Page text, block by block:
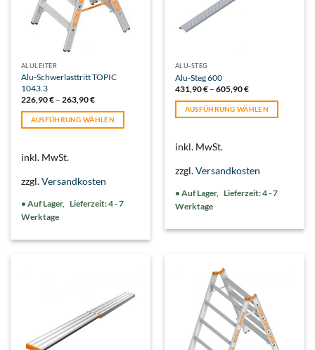
ALULEITER
Alu-Schwerlasttritt TOPIC
1043.3
226,90€– 263,90€
AUSFÜHRUNG WÄHLEN
weist
Varianten
auf.
Die
können
inkl. MwSt.
zzgl.Versandkosten
Lieferzeit:4 - 7
Werktage
ALU-STEG
Alu-Steg 600
431,90€– 605,90€
AUSFÜHRUNG WÄHLEN
weist
Varianten
auf.
Die
können
Produktseite
inkl. MwSt.
zzgl.Versandkosten
Lieferzeit:4 - 7
Werktage